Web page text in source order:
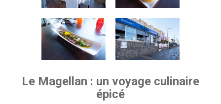
Le Magellan : un voyage culinaire
épicé